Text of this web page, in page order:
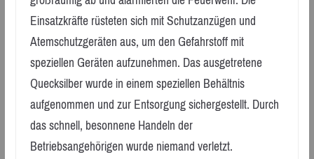
Einsatzkräfte rüsteten sich mit Schutzanzügen und
Atemschutzgeräten aus, um den Gefahrstoff mit
speziellen Geräten aufzunehmen. Das ausgetretene
Quecksilber wurde in einem speziellen Behältnis
aufgenommen und zur Entsorgung sichergestellt. Durch
das schnell, besonnene Handeln der
Betriebsangehörigen wurde niemand verletzt.